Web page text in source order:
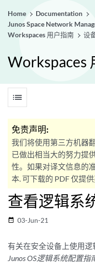
Home
Documentation
Junos Space Network
Workspaces 用户指南
设
Workspaces
list
免责声明:
我们将使用第三方机器
已做出相当大的努力提
性。如果对译文信息的
本. 可下载的 PDF 仅提
查看逻辑系
date_range 03-Jun-21
有关在安全设备上使用
Junos OS逻辑系统配置指